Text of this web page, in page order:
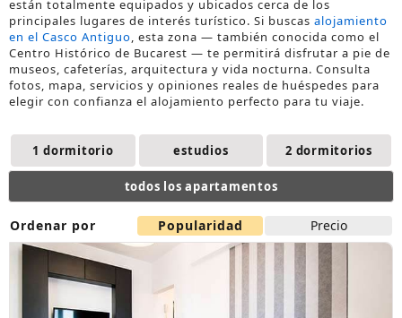
están totalmente equipados y ubicados cerca de los
principales lugares de interés turístico. Si buscas alojamiento
en el Casco Antiguo, esta zona — también conocida como el
Centro Histórico de Bucarest — te permitirá disfrutar a pie de
museos, cafeterías, arquitectura y vida nocturna. Consulta
fotos, mapa, servicios y opiniones reales de huéspedes para
elegir con confianza el alojamiento perfecto para tu viaje.
1 dormitorio estudios 2 dormitorios
todos los apartamentos
Ordenar por Popularidad Precio